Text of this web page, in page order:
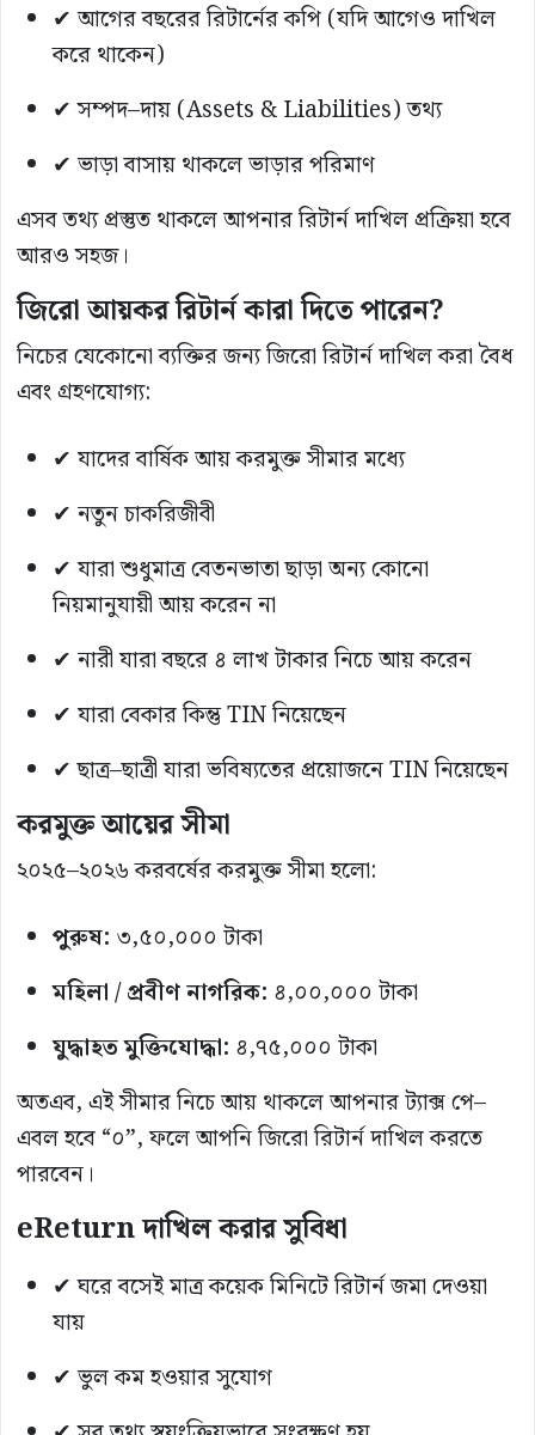
✔ আগের বছরের রিটার্নের কপি (যদি আগেও দাখিল
করে থাকেন)
✔ সম্পদ–দায় (Assets & Liabilities) তথ্য
✔ ভাড়া বাসায় থাকলে ভাড়ার পরিমাণ
এসব তথ্য প্রস্তুত থাকলে আপনার রিটার্ন দাখিল প্রক্রিয়া হবে
আরও সহজ।
জিরো আয়কর রিটার্ন কারা দিতে পারেন?
নিচের যেকোনো ব্যক্তির জন্য জিরো রিটার্ন দাখিল করা বৈধ
এবং গ্রহণযোগ্য:
✔ যাদের বার্ষিক আয় করমুক্ত সীমার মধ্যে
✔ নতুন চাকরিজীবী
✔ যারা শুধুমাত্র বেতনভাতা ছাড়া অন্য কোনো
নিয়মানুযায়ী আয় করেন না
✔ নারী যারা বছরে ৪ লাখ টাকার নিচে আয় করেন
✔ যারা বেকার কিন্তু TIN নিয়েছেন
✔ ছাত্র–ছাত্রী যারা ভবিষ্যতের প্রয়োজনে TIN নিয়েছেন
করমুক্ত আয়ের সীমা
২০২৫–২০২৬ করবর্ষের করমুক্ত সীমা হলো:
পুরুষ: ৩,৫০,০০০ টাকা
মহিলা / প্রবীণ নাগরিক: ৪,০০,০০০ টাকা
যুদ্ধাহত মুক্তিযোদ্ধা: ৪,৭৫,০০০ টাকা
অতএব, এই সীমার নিচে আয় থাকলে আপনার ট্যাক্স পে–
এবল হবে “০”, ফলে আপনি জিরো রিটার্ন দাখিল করতে
পারবেন।
eReturn দাখিল করার সুবিধা
✔ ঘরে বসেই মাত্র কয়েক মিনিটে রিটার্ন জমা দেওয়া
যায়
✔ ভুল কম হওয়ার সুযোগ